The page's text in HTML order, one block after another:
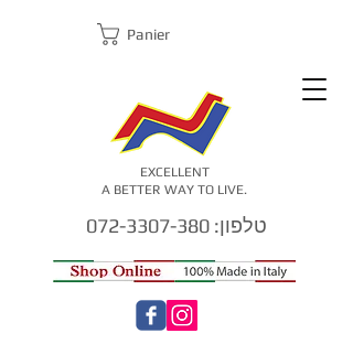
טלפון: 072-3307-380
Panier
EXCELLENT
A BETTER WAY TO LIVE.